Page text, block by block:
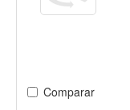
Comparar